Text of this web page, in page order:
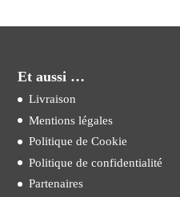
Et aussi …
Livraison
Mentions légales
Politique de Cookie
Politique de confidentialité
Partenaires